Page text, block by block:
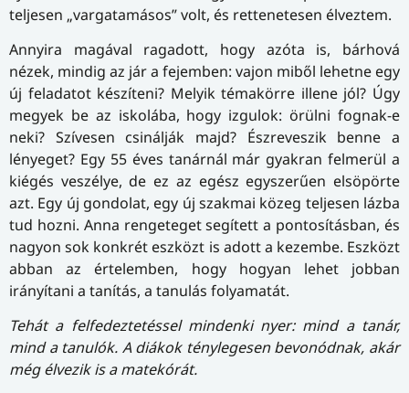
teljesen „vargatamásos” volt, és rettenetesen élveztem.
Annyira magával ragadott, hogy azóta is, bárhová
nézek, mindig az jár a fejemben: vajon miből lehetne egy
új feladatot készíteni? Melyik témakörre illene jól? Úgy
megyek be az iskolába, hogy izgulok: örülni fognak-e
neki? Szívesen csinálják majd? Észreveszik benne a
lényeget? Egy 55 éves tanárnál már gyakran felmerül a
kiégés veszélye, de ez az egész egyszerűen elsöpörte
azt. Egy új gondolat, egy új szakmai közeg teljesen lázba
tud hozni. Anna rengeteget segített a pontosításban, és
nagyon sok konkrét eszközt is adott a kezembe. Eszközt
abban az értelemben, hogy hogyan lehet jobban
irányítani a tanítás, a tanulás folyamatát.
Tehát a felfedeztetéssel mindenki nyer: mind a tanár,
mind a tanulók. A diákok ténylegesen bevonódnak, akár
még élvezik is a matekórát.